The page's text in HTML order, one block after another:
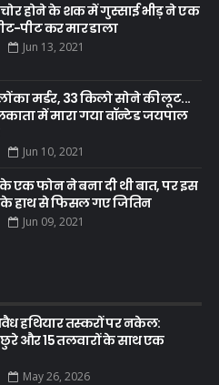
होने के शक में गुस्साई भीड़ ने एक
पीट कर मार डाला
Jun 13, 2021
का मर्डर, 33 किलो सोने की लूट...
में मारा गया वॉन्टेड जयपाल
Jun 10, 2021
के एक फोन ने बना दी थी बात, पर इस
के हाथ से फिसल गए जितिन
Jun 09, 2021
हथियार तस्करों पर नकेल:
छुरे और 15 तलवारों के साथ एक
May 26, 2026